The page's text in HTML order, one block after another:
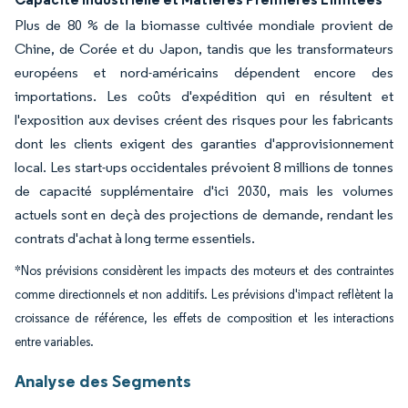
Plus de 80 % de la biomasse cultivée mondiale provient de
Chine, de Corée et du Japon, tandis que les transformateurs
européens et nord-américains dépendent encore des
importations. Les coûts d'expédition qui en résultent et
l'exposition aux devises créent des risques pour les fabricants
dont les clients exigent des garanties d'approvisionnement
local. Les start-ups occidentales prévoient 8 millions de tonnes
de capacité supplémentaire d'ici 2030, mais les volumes
actuels sont en deçà des projections de demande, rendant les
contrats d'achat à long terme essentiels.
*Nos prévisions considèrent les impacts des moteurs et des contraintes
comme directionnels et non additifs. Les prévisions d'impact reflètent la
croissance de référence, les effets de composition et les interactions
entre variables.
Analyse des Segments